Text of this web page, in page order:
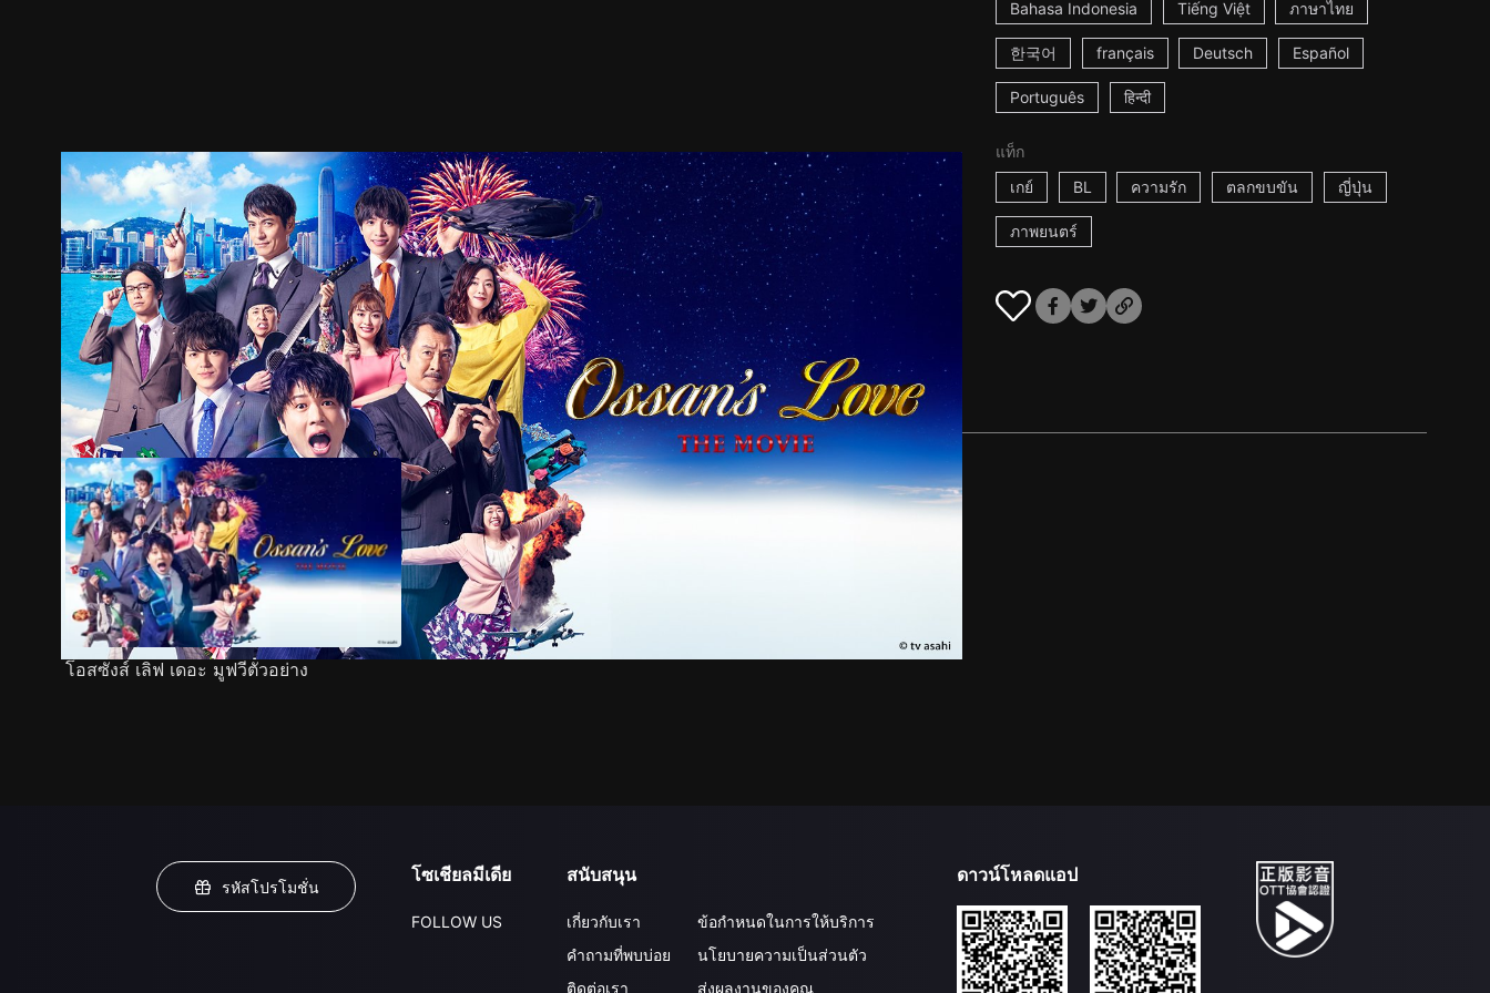
Bahasa Indonesia Tiếng Việt ภาษาไทย
한국어 français Deutsch Español
Português हिन्दी
แท็ก
เกย์
BL ความรัก ตลกขบขัน ญี่ปุ่น
ภาพยนตร์
ตัวอย่าง ภาพนิ่ง เนื้อหาที่แนะนำ รายละเอียด
โอสซังส์ เลิฟ เดอะ มูฟวีตัวอย่าง
รหัสโปรโมชั่น
โซเชียลมีเดีย
FOLLOW US
สนับสนุน
เกี่ยวกับเรา
คำถามที่พบบ่อย
ติดต่อเรา
ข้อกำหนดในการให้บริการ
นโยบายความเป็นส่วนตัว
ส่งผลงานของคุณ
ดาวน์โหลดแอป